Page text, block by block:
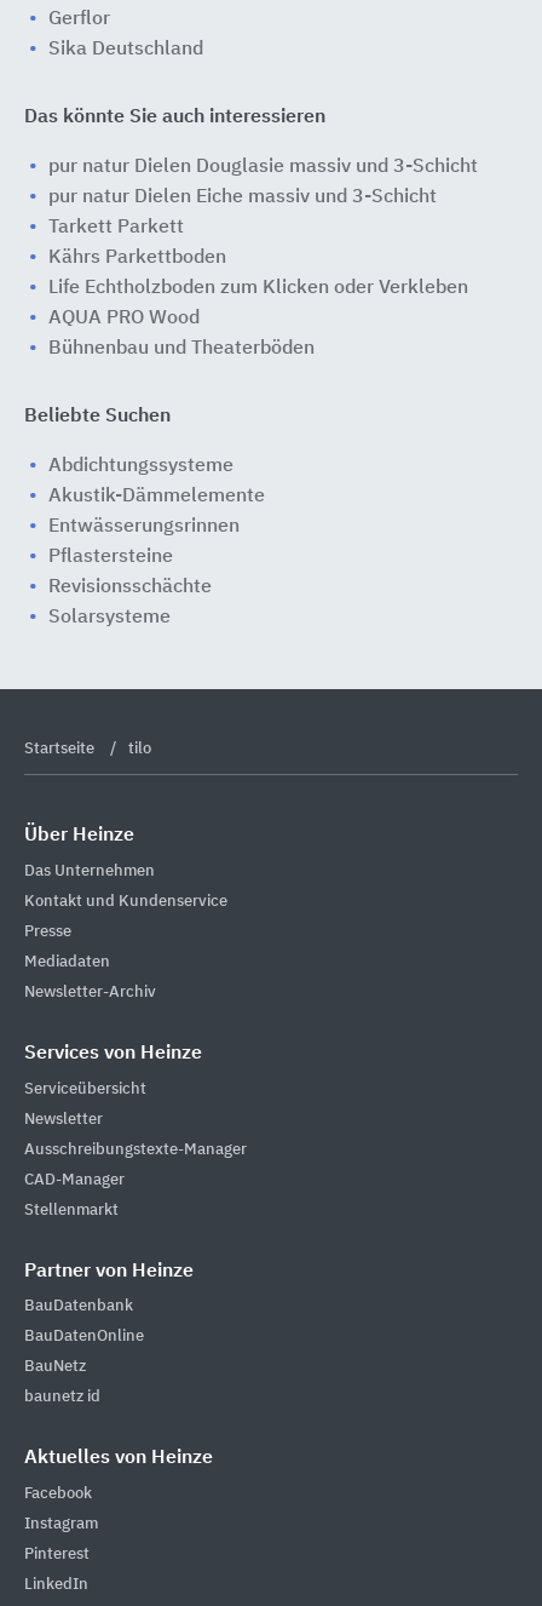
Gerflor
Sika Deutschland
Das könnte Sie auch interessieren
pur natur Dielen Douglasie massiv und 3-Schicht
pur natur Dielen Eiche massiv und 3-Schicht
Tarkett Parkett
Kährs Parkettboden
Life Echtholzboden zum Klicken oder Verkleben
AQUA PRO Wood
Bühnenbau und Theaterböden
Beliebte Suchen
Abdichtungssysteme
Akustik-Dämmelemente
Entwässerungsrinnen
Pflastersteine
Revisionsschächte
Solarsysteme
Startseite tilo
Über Heinze
Das Unternehmen
Kontakt und Kundenservice
Presse
Mediadaten
Newsletter-Archiv
Services von Heinze
Serviceübersicht
Newsletter
Ausschreibungstexte-Manager
CAD-Manager
Stellenmarkt
Partner von Heinze
BauDatenbank
BauDatenOnline
BauNetz
baunetz id
Aktuelles von Heinze
Facebook
Instagram
Pinterest
LinkedIn